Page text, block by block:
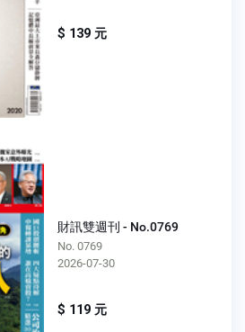
$ 139 元
財訊雙週刊 - No.0769
No. 0769
2026-07-30
$ 119 元